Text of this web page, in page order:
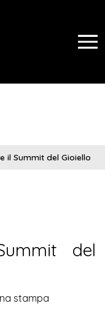
il Summit del Gioiello
del
stampa